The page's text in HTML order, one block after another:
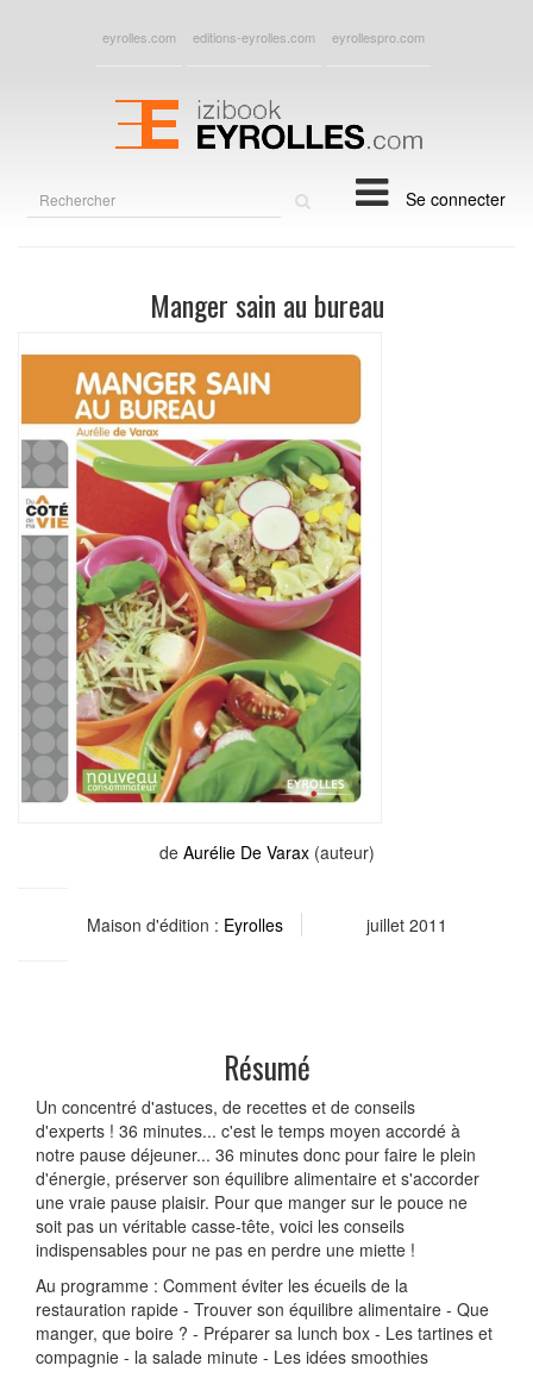
eyrolles.com editions-eyrolles.com eyrollespro.com
Se connecter
Manger sain au bureau
de Aurélie De Varax(auteur)
Maison d'édition : Eyrolles juillet 2011
Résumé
Un concentré d'astuces, de recettes et de conseils
d'experts ! 36 minutes... c'est le temps moyen accordé à
notre pause déjeuner... 36 minutes donc pour faire le plein
d'énergie, préserver son équilibre alimentaire et s'accorder
une vraie pause plaisir. Pour que manger sur le pouce ne
soit pas un véritable casse-tête, voici les conseils
indispensables pour ne pas en perdre une miette !
Au programme : Comment éviter les écueils de la
restauration rapide - Trouver son équilibre alimentaire - Que
manger, que boire ? - Préparer sa lunch box - Les tartines et
compagnie - la salade minute - Les idées smoothies